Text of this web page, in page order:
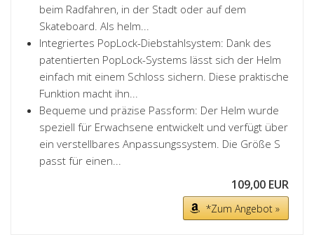
beim Radfahren, in der Stadt oder auf dem
Skateboard. Als helm...
Integriertes PopLock-Diebstahlsystem: Dank des
patentierten PopLock-Systems lässt sich der Helm
einfach mit einem Schloss sichern. Diese praktische
Funktion macht ihn...
Bequeme und präzise Passform: Der Helm wurde
speziell für Erwachsene entwickelt und verfügt über
ein verstellbares Anpassungssystem. Die Größe S
passt für einen...
109,00 EUR
*Zum Angebot »